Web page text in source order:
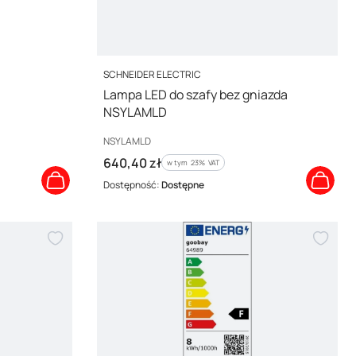
PRODUCENT
SCHNEIDER ELECTRIC
Lampa LED do szafy bez gniazda
NSYLAMLD
Kod producenta
NSYLAMLD
Cena brutto
640,40 zł w tym %s VAT
w tym 23% VAT
Dostępność:Dostępne